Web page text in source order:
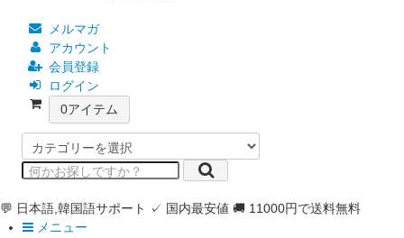
メルマガ
アカウント
会員登録
ログイン
0アイテム
💬 日本語,韓国語サポート ✓ 国内最安値 🚚 11000円で送料無料
メニュー